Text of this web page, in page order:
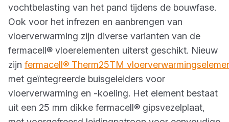
vochtbelasting van het pand tijdens de bouwfase.
Ook voor het infrezen en aanbrengen van
vloerverwarming zijn diverse varianten van de
fermacell® vloerelementen uiterst geschikt. Nieuw
zijn fermacell® Therm25TM
met geïntegreerde buisgeleiders voor
vloerverwarming en -koeling. Het element bestaat
uit een 25 mm dikke fermacell® gipsvezelplaat,